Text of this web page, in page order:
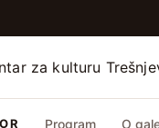
za kulturu
Program O